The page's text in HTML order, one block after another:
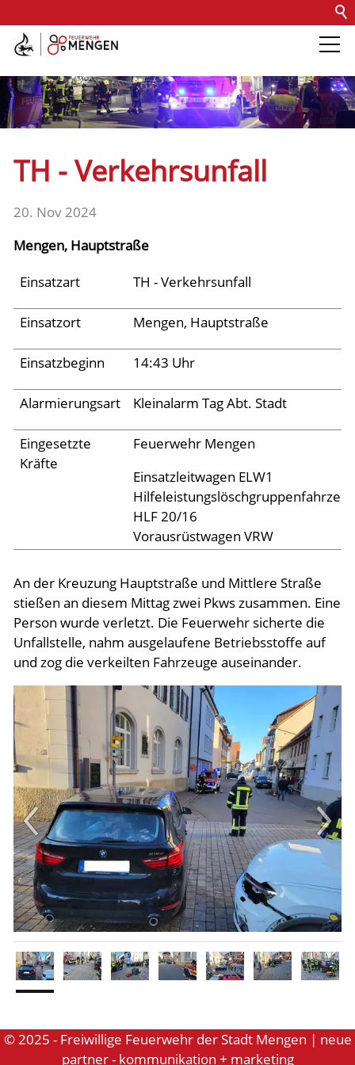
Kontakt Impressum
Barrierefreiheit
Die Feuerwehr
Fachdienste
Fahrzeuge
Einsätze
Archiv 2025
Archiv 2024
Archiv 2023
Archiv 2022
Archiv 2021
Archiv 2016
Archiv 2015
Jugend
Aktuelles
Links
TH - Verkehrsunfall
20. Nov 2024
Mengen, Hauptstraße
Einsatzart
TH - Verkehrsunfall
Einsatzort Mengen, Hauptstraße
Einsatzbeginn 14:43 Uhr
Alarmierungsart Kleinalarm Tag Abt. Stadt
Eingesetzte
Kräfte
Feuerwehr Mengen
Einsatzleitwagen ELW1
Hilfeleistungslöschgruppenfahrzeug
HLF 20/16
Vorausrüstwagen VRW
An der Kreuzung Hauptstraße und Mittlere Straße
stießen an diesem Mittag zwei Pkws zusammen. Eine
Person wurde verletzt. Die Feuerwehr sicherte die
Unfallstelle, nahm ausgelaufene Betriebsstoffe auf
und zog die verkeilten Fahrzeuge auseinander.
© 2025 - Freiwillige Feuerwehr der Stadt Mengen | neue
partner - kommunikation + marketing